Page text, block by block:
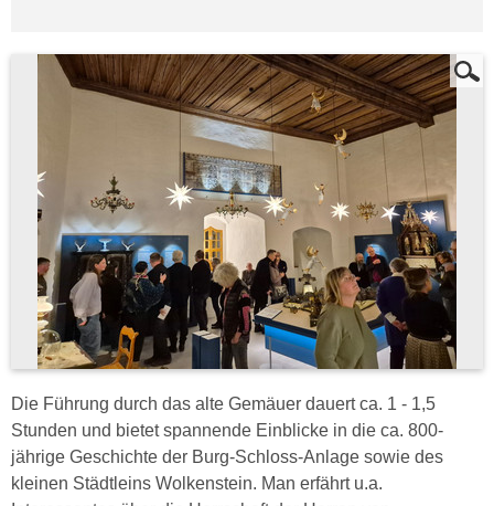
Die Führung durch das alte Gemäuer dauert ca. 1 - 1,5
Stunden und bietet spannende Einblicke in die ca. 800-
jährige Geschichte der Burg-Schloss-Anlage sowie des
kleinen Städtleins Wolkenstein. Man erfährt u.a.